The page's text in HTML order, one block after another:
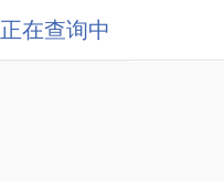
正在查询中